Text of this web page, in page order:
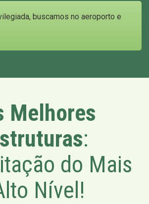
buscamos no aeroporto e
Melhores
:
do Mais
Nível!